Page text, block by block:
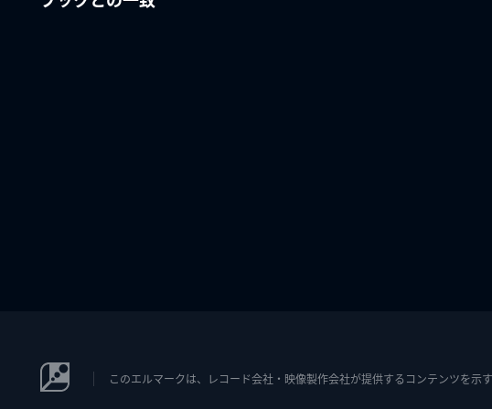
このエルマークは、レコード会社・映像製作会社が提供するコンテンツを示